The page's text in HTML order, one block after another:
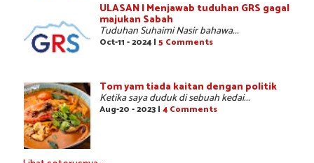
ULASAN | Menjawab tuduhan GRS gagal
majukan Sabah
Tuduhan Suhaimi Nasir bahawa...
Oct-11 - 2024 | 5 Comments
Tom yam tiada kaitan dengan politik
Ketika saya duduk di sebuah kedai...
Aug-20 - 2023 | 4 Comments